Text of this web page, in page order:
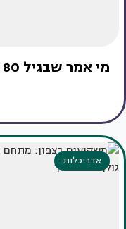
מי אמר שבגיל 80 אסור להעז?
אדריכלות